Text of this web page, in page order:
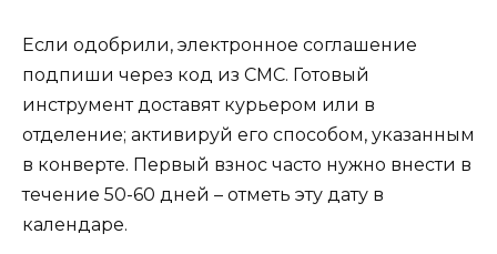
Если одобрили, электронное соглашение
подпиши через код из СМС. Готовый
инструмент доставят курьером или в
отделение; активируй его способом, указанным
в конверте. Первый взнос часто нужно внести в
течение 50-60 дней – отметь эту дату в
календаре.